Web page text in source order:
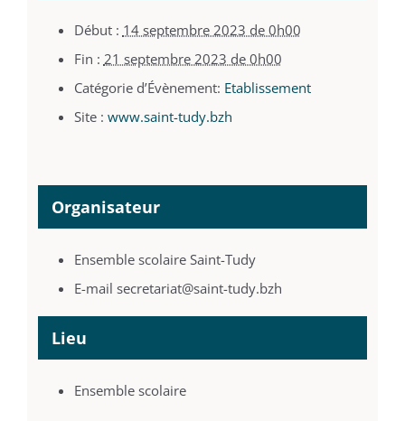
Début : 14 septembre 2023 de 0h00
Fin : 21 septembre 2023 de 0h00
Catégorie d’Évènement: Etablissement
Site : www.saint-tudy.bzh
Lieu
Ensemble scolaire
Organisateur
Ensemble scolaire Saint-Tudy
E-mail secretariat@saint-tudy.bzh